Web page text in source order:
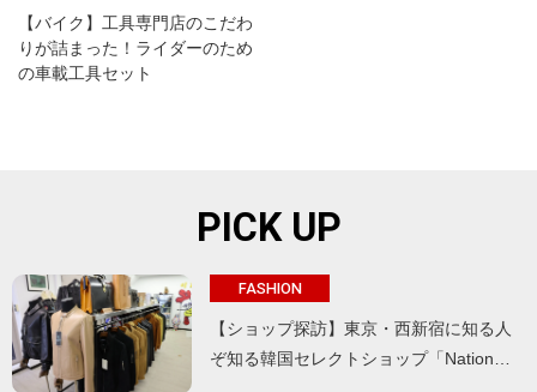
【バイク】工具専門店のこだわ
りが詰まった！ライダーのため
の車載工具セット
PICK UP
FASHION
【ショップ探訪】東京・西新宿に知る人
ぞ知る韓国セレクトショップ「Nation…